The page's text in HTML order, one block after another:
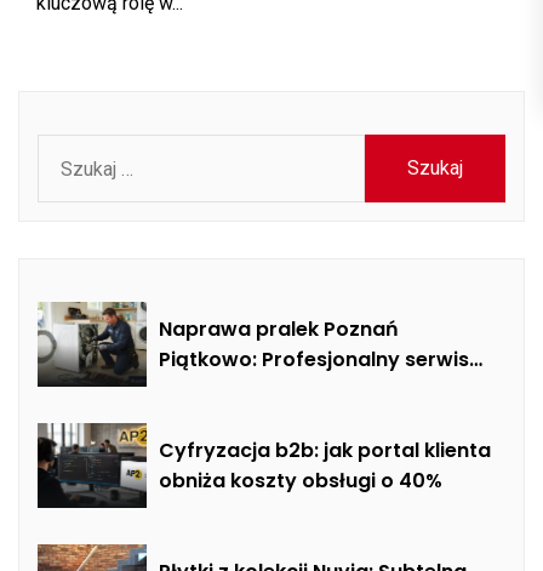
Naprawa pralek Poznań
Piątkowo: Profesjonalny serwis
Cyfryzacja b2b: jak portal klienta
obniża koszty obsługi o 40%